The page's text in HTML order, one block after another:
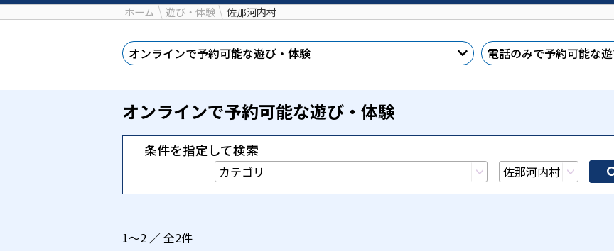
ホーム 遊び・体験 佐那河内村
オンラインで予約可能な遊び・体験 電話のみで予約可能な
オンラインで予約可能な遊び・体験
条件を指定して検索
1～2 ／ 全2件